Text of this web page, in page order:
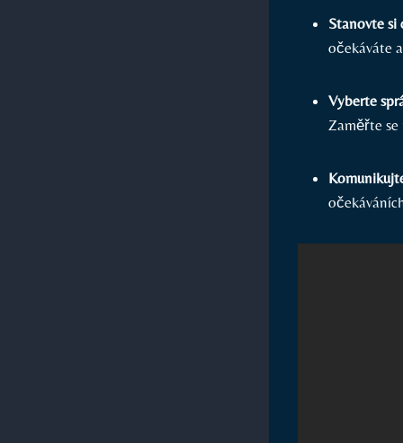
Stanovte si
očekáváte
Vyberte
Zaměřte se